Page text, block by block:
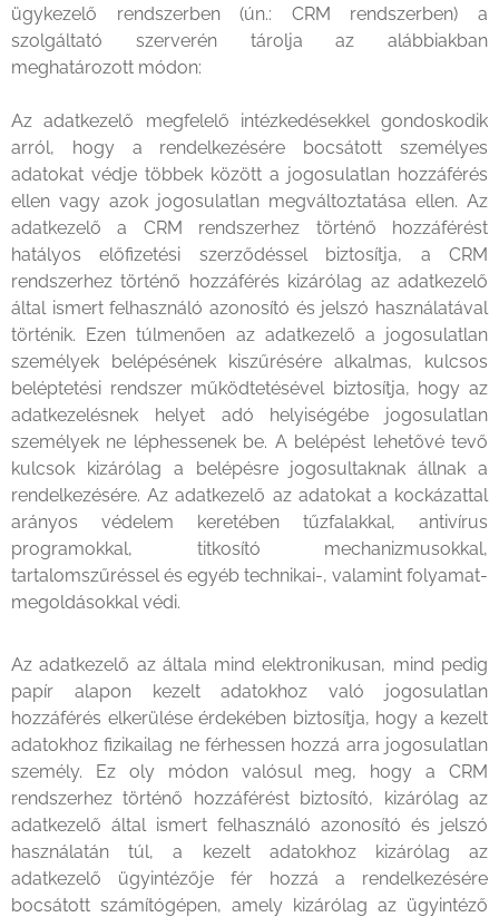
ügykezelő rendszerben (ún.: CRM rendszerben) a
szolgáltató szerverén tárolja az alábbiakban
meghatározott módon:
Az adatkezelő megfelelő intézkedésekkel gondoskodik
arról, hogy a rendelkezésére bocsátott személyes
adatokat védje többek között a jogosulatlan hozzáférés
ellen vagy azok jogosulatlan megváltoztatása ellen. Az
adatkezelő a CRM rendszerhez történő hozzáférést
hatályos előfizetési szerződéssel biztosítja, a CRM
rendszerhez történő hozzáférés kizárólag az adatkezelő
által ismert felhasználó azonosító és jelszó használatával
történik. Ezen túlmenően az adatkezelő a jogosulatlan
személyek belépésének kiszűrésére alkalmas, kulcsos
beléptetési rendszer működtetésével biztosítja, hogy az
adatkezelésnek helyet adó helyiségébe jogosulatlan
személyek ne léphessenek be. A belépést lehetővé tevő
kulcsok kizárólag a belépésre jogosultaknak állnak a
rendelkezésére. Az adatkezelő az adatokat a kockázattal
arányos védelem keretében tűzfalakkal, antivírus
programokkal, titkosító mechanizmusokkal,
tartalomszűréssel és egyéb technikai-, valamint folyamat-
megoldásokkal védi.
Az adatkezelő az általa mind elektronikusan, mind pedig
papír alapon kezelt adatokhoz való jogosulatlan
hozzáférés elkerülése érdekében biztosítja, hogy a kezelt
adatokhoz fizikailag ne férhessen hozzá arra jogosulatlan
személy. Ez oly módon valósul meg, hogy a CRM
rendszerhez történő hozzáférést biztosító, kizárólag az
adatkezelő által ismert felhasználó azonosító és jelszó
használatán túl, a kezelt adatokhoz kizárólag az
adatkezelő ügyintézője fér hozzá a rendelkezésére
bocsátott számítógépen, amely kizárólag az ügyintéző